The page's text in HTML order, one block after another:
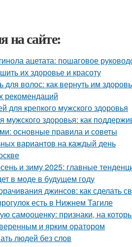
на сайте:
ацетата: пошаговое
их здоровье и красоту
волос: как вернуть им
рекомендаций
для крепкого мужского здоровья
мужского здоровья: как
основные правила и советы
вариантов на каждый день
и зиму 2025: главные
в моде в будущем году
джинсов: как сделать
есть в Нижнем Тагиле
самооценку: признаки, на
и ярким оратором
людей без слов